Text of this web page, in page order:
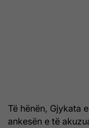
Të hënën, Gjykata
ankesën e të